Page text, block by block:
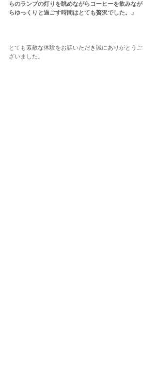
らのランプの灯りを眺めながらコーヒーを飲みなが
らゆっくりと過ごす時間はとても贅沢でした。
」
とても素敵な体験をお話いただき誠にありがとうご
ざいました。